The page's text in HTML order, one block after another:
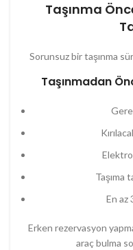
Taşınma
Sorunsuz bir taşınma
Taşınmadan
Taşıma
En az
Erken rezervasyon
araç bulma